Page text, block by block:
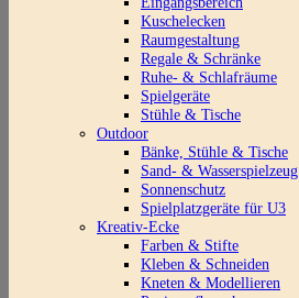
Kuschelecken
Raumgestaltung
Regale & Schränke
Ruhe- & Schlafräume
Spielgeräte
Stühle & Tische
Outdoor
Bänke, Stühle & Tische
Sand- & Wasserspielzeug
Sonnenschutz
Spielplatzgeräte für U3
Kreativ-Ecke
Farben & Stifte
Kleben & Schneiden
Kneten & Modellieren